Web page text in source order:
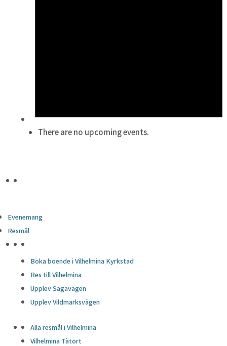
There are no upcoming events.
Evenemang
Resmål
Boka boende i Vilhelmina Kyrkstad
Res till Vilhelmina
Upplev Sagavägen
Upplev Vildmarksvägen
Alla resmål i Vilhelmina
Vilhelmina Tätort